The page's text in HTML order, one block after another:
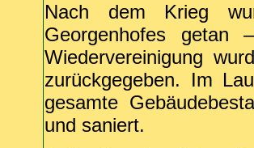
Nach dem Krieg
Georgenhofes
Wiedervereinigung
zurückgegeben. Im
gesamte
und saniert.